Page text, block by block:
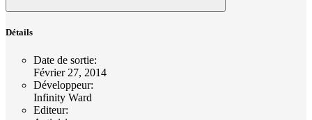
Détails
Date de sortie:
Février 27, 2014
Développeur:
Infinity Ward
Editeur: